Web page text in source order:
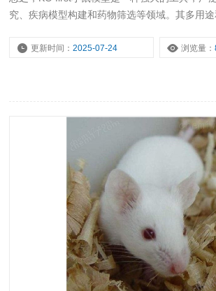
究、疾病模型构建和药物筛选等领域。其多用途
更新时间：2025-07-24 浏览量：